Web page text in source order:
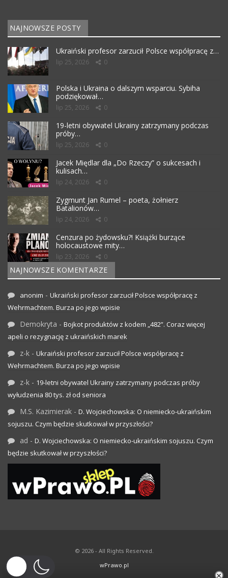
NAJNOWSZE POSTY
Ukraiński profesor zarzucił Polsce współpracę z…
lip 25, 2026 0
Polska i Ukraina o dalszym wsparciu. Sybiha
podziękował…
lip 25, 2026 0
19-letni obywatel Ukrainy zatrzymany podczas
próby…
lip 25, 2026 0
Jacek Międlar dla „Do Rzeczy” o sukcesach i
kulisach…
lip 24, 2026 0
Zygmunt Jan Rumel – poeta, żołnierz
Batalionów…
lip 24, 2026 0
Cenzura po żydowsku?! Książki burzące
holocaustowe mity…
lip 23, 2026 0
NAJNOWSZE KOMENTARZE
anonim - Ukraiński profesor zarzucił Polsce współpracę z
Wehrmachtem. Burza po jego wpisie
Demokryta - Bojkot produktów z kodem „482”. Coraz więcej
apeli o rezygnację z ukraińskich marek
z-k - Ukraiński profesor zarzucił Polsce współpracę z
Wehrmachtem. Burza po jego wpisie
z-k - 19-letni obywatel Ukrainy zatrzymany podczas próby
wyłudzenia 80 tys. zł od seniora
M.S. Kazimierak - D. Wojciechowska: O niemiecko-ukraińskim
sojuszu. Czym będzie skutkował w przyszłości?
ad - D. Wojciechowska: O niemiecko-ukraińskim sojuszu. Czym
będzie skutkował w przyszłości?
© 2026 - All Rights Reserved.
wPrawo.pl
×